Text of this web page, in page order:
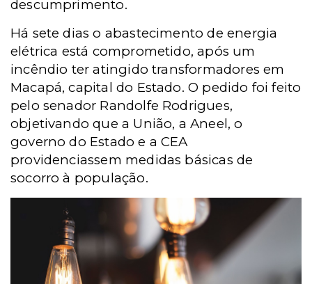
descumprimento.
Há sete dias o abastecimento de energia
elétrica está comprometido, após um
incêndio ter atingido transformadores em
Macapá, capital do Estado.O pedido foi feito
pelo senador Randolfe Rodrigues,
objetivando que a União, a Aneel, o
governo do Estado e a CEA
providenciassem medidas básicas de
socorro à população.